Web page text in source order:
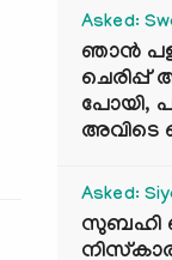
Asked:
ഞാൻ
പോയി,
അവിടെ
Asked:
സുബഹി